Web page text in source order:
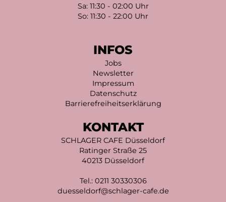
Sa: 11:30 - 02:00 Uhr
So: 11:30 - 22:00 Uhr
INFOS
Jobs
Newsletter
Impressum
Datenschutz
Barrierefreiheitserklärung
KONTAKT
SCHLAGER CAFE Düsseldorf
Ratinger Straße 25
40213 Düsseldorf
Tel.: 0211 30330306
duesseldorf@schlager-cafe.de